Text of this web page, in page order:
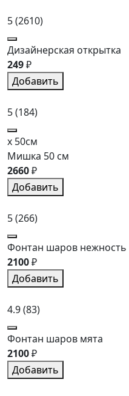
5(2610)
Дизайнерская открытка
249₽
Добавить
5(184)
x 50см
Мишка 50 см
2660₽
Добавить
5(266)
Фонтан шаров нежность
2100₽
Добавить
4.9(83)
Фонтан шаров мята
2100₽
Добавить